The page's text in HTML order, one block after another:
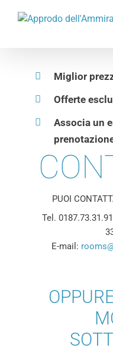
Miglior
Offerte
Associa un
PUOI
Tel.
E-mail: